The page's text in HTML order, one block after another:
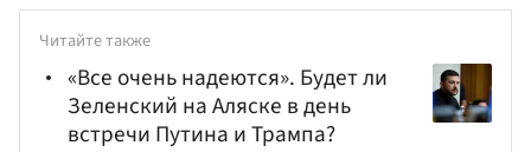
Читайте также
«Все очень надеются». Будет ли
Зеленский на Аляске в день
встречи Путина и Трампа?